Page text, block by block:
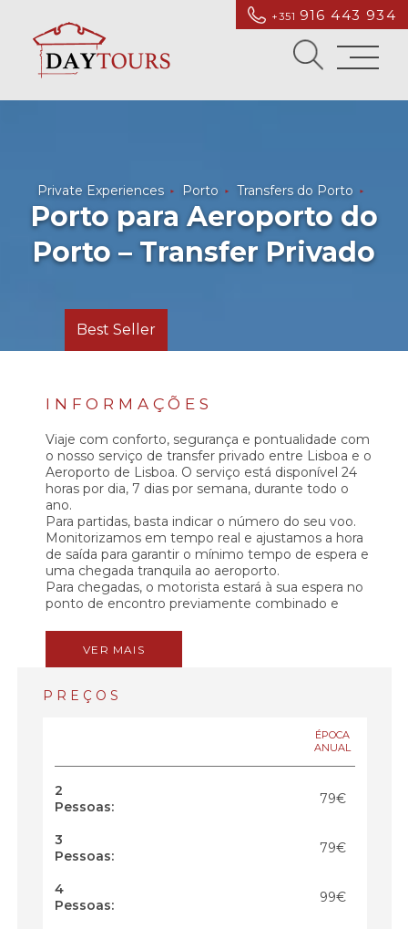
+351 916 443 934
Best Seller
Private Experiences Porto Transfers do Porto
Porto para Aeroporto do
Porto – Transfer Privado
INFORMAÇÕES
Viaje com conforto, segurança e pontualidade com
o nosso serviço de transfer privado entre Lisboa e o
Aeroporto de Lisboa. O serviço está disponível 24
horas por dia, 7 dias por semana, durante todo o
ano.
Para partidas, basta indicar o número do seu voo.
Monitorizamos em tempo real e ajustamos a hora
de saída para garantir o mínimo tempo de espera e
uma chegada tranquila ao aeroporto.
Para chegadas, o motorista estará à sua espera no
ponto de encontro previamente combinado e
Lisboa, sem desvios nem demoras.
Todos os veículos estão equipados com ar
condicionado e Wi-Fi gratuito, proporcionando uma
Durante o percurso, pode relaxar ao som de
motorista profissional, sempre disponível para
partilhar sugestões sobre restaurantes, passeios ou
atividades em Lisboa.
Serviço privado, direto e fiável. Sem partilhas. Sem
atrasos. Sem complicações.
VER MAIS
PREÇOS
ÉPOCA
ANUAL
2
Pessoas:
79€
3
Pessoas:
79€
4
Pessoas:
99€